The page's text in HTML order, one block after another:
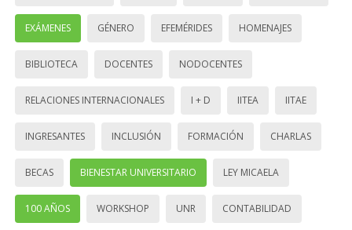
EXÁMENES GÉNERO EFEMÉRIDES HOMENAJES
BIBLIOTECA DOCENTES NODOCENTES
RELACIONES INTERNACIONALES I + D IITEA IITAE
INGRESANTES INCLUSIÓN FORMACIÓN CHARLAS
BECAS BIENESTAR UNIVERSITARIO LEY MICAELA
100 AÑOS WORKSHOP UNR CONTABILIDAD